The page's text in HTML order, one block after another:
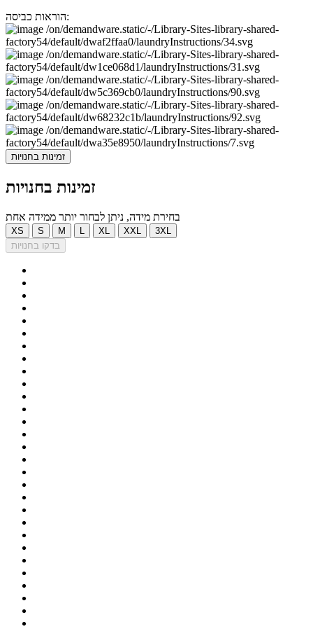
הוראות כביסה:
זמינות בחנויות
זמינות בחנויות
בחירת מידה, ניתן לבחור יותר ממידה אחת
XS S M XL XXL
3XL
בדקו בחנויות